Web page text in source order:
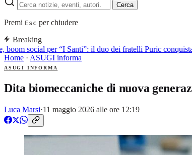
Cerca
Premi Esc per chiudere
Breaking
social per “I Santi”: il duo dei fratelli Puric
Home · ASUGI informa
ASUGI INFORMA
Dita biomeccaniche di nuova
Luca Marsi·11 maggio 2026 alle ore 12:19